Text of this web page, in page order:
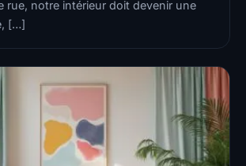
rue, notre intérieur doit devenir une
[…]